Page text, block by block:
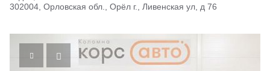
302004, Орловская обл., Орёл г., Ливенская ул, д 76